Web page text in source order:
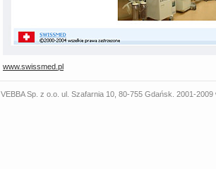
www.swissmed.pl
VEBBA Sp. z o.o. ul. Szafarnia 10, 80-755 Gdańsk. 2001-